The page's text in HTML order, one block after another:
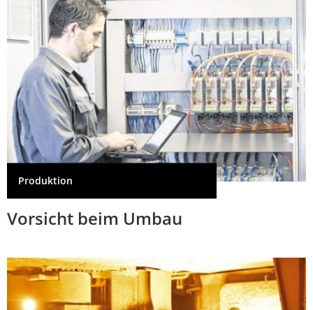
Produktion
Vorsicht beim Umbau